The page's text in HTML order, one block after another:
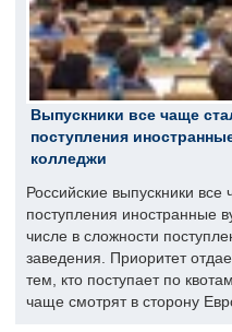
Выпускники все чаще
поступления
колледжи
Российские выпускники
поступления иностранные
числе в сложности
заведения. Приоритет
тем, кто поступает по
чаще смотрят в сторону